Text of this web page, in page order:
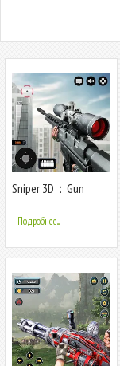
Sniper 3D：Gun
Подробнее...